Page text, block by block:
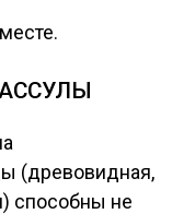
(древовидная,
способны не